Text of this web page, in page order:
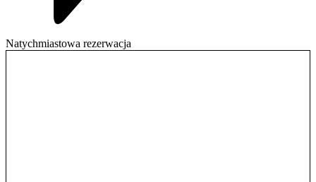
Natychmiastowa rezerwacja